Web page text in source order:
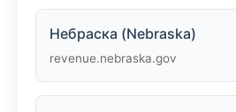
Небраска (Nebraska)
revenue.nebraska.gov